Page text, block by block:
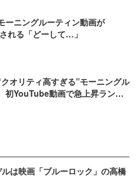
ーニングルーティン動画が
れる「どーして…」
オリティ高すぎる”モーニングル
YouTube動画で急上昇ランキ
は映画「ブルーロック」の高橋